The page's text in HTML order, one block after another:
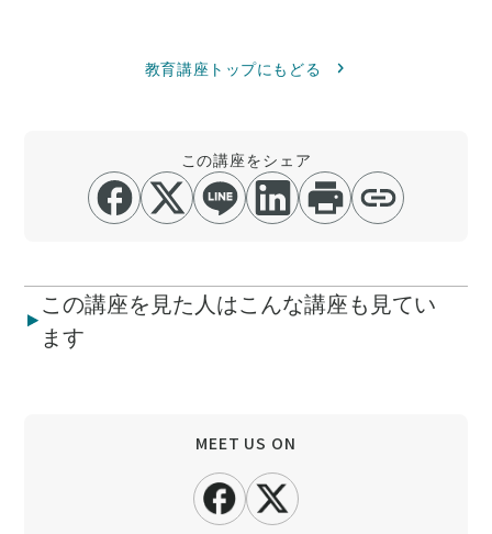
教育講座トップにもどる
この講座をシェア
この講座を見た人はこんな講座も見てい
ます
MEET US ON